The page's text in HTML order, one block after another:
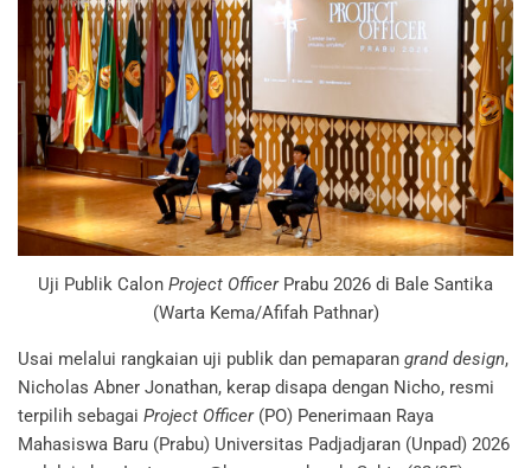
Uji Publik Calon Project OfficerPrabu 2026 di Bale Santika
(Warta Kema/Afifah Pathnar)
Usai melalui rangkaian uji publik dan pemaparan grand design,
Nicholas Abner Jonathan, kerap disapa dengan Nicho, resmi
terpilih sebagai Project Officer (PO) Penerimaan Raya
Mahasiswa Baru (Prabu) Universitas Padjadjaran (Unpad) 2026